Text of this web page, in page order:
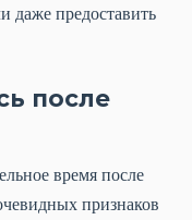
даже предоставить
после
время после
признаков